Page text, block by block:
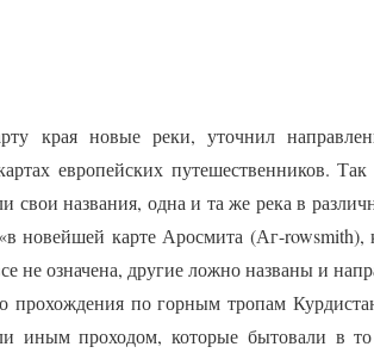
края новые реки, уточнил
европейских путешественников.
свои названия, одна и та же река в
новейшей карте Аросмита (Аг-
не означена, другие ложно названы и
по горным тропам
иным проходом, которые бытовали в